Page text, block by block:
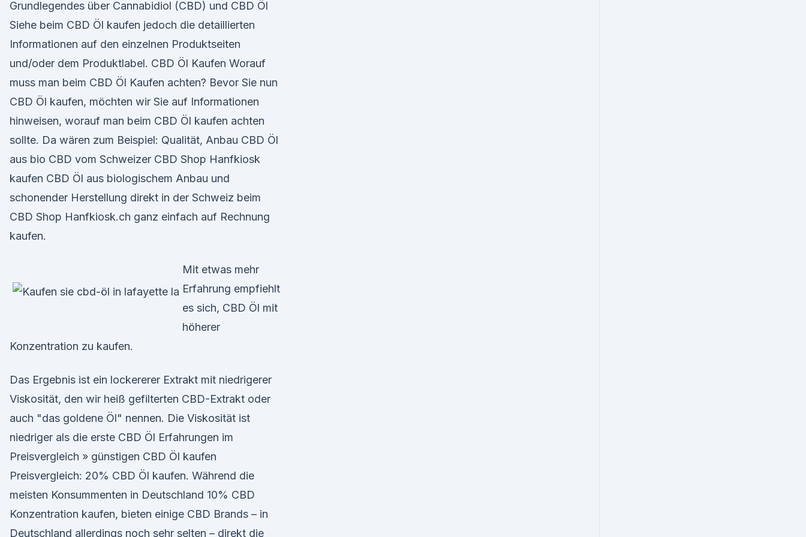
Grundlegendes über Cannabidiol (CBD) und CBD Öl
Siehe beim CBD Öl kaufen jedoch die detaillierten
Informationen auf den einzelnen Produktseiten
und/oder dem Produktlabel. CBD Öl Kaufen Worauf
muss man beim CBD Öl Kaufen achten? Bevor Sie nun
CBD Öl kaufen, möchten wir Sie auf Informationen
hinweisen, worauf man beim CBD Öl kaufen achten
sollte. Da wären zum Beispiel: Qualität, Anbau CBD Öl
aus bio CBD vom Schweizer CBD Shop Hanfkiosk
kaufen CBD Öl aus biologischem Anbau und
schonender Herstellung direkt in der Schweiz beim
CBD Shop Hanfkiosk.ch ganz einfach auf Rechnung
kaufen.
Mit etwas mehr
Erfahrung empfiehlt
es sich, CBD Öl mit
höherer
Konzentration zu kaufen.
Das Ergebnis ist ein lockererer Extrakt mit niedrigerer
Viskosität, den wir heiß gefilterten CBD-Extrakt oder
auch "das goldene Öl" nennen. Die Viskosität ist
niedriger als die erste CBD Öl Erfahrungen im
Preisvergleich » günstigen CBD Öl kaufen
Preisvergleich: 20% CBD Öl kaufen. Während die
meisten Konsummenten in Deutschland 10% CBD
Konzentration kaufen, bieten einige CBD Brands – in
Deutschland allerdings noch sehr selten – direkt die